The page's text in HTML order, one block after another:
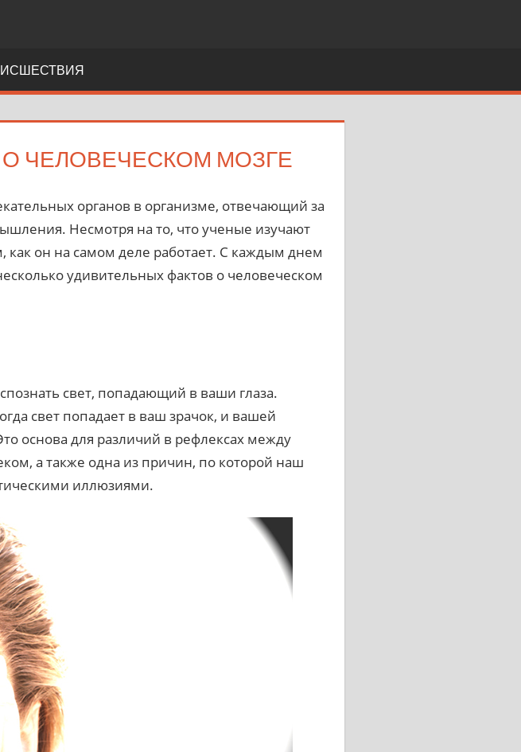
ЧЕЛОВЕЧЕСКОМ МОЗГЕ
органов в организме, отвечающий за
Несмотря на то, что ученые изучают
он на самом деле работает. С каждым днем
удивительных фактов о человеческом
свет, попадающий в ваши глаза.
свет попадает в ваш зрачок, и вашей
основа для различий в рефлексах между
а также одна из причин, по которой наш
иллюзиями.